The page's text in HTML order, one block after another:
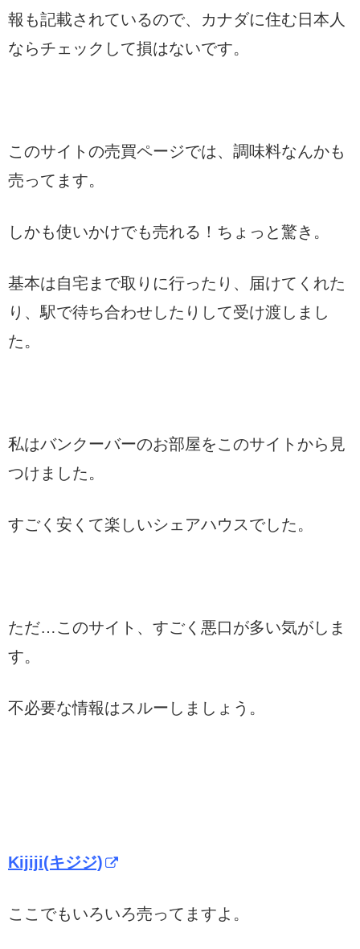
報も記載されているので、カナダに住む日本人
ならチェックして損はないです。
このサイトの売買ページでは、調味料なんかも
売ってます。
しかも使いかけでも売れる！ちょっと驚き。
基本は自宅まで取りに行ったり、届けてくれた
り、駅で待ち合わせしたりして受け渡しまし
た。
私はバンクーバーのお部屋をこのサイトから見
つけました。
すごく安くて楽しいシェアハウスでした。
ただ…このサイト、すごく悪口が多い気がしま
す。
不必要な情報はスルーしましょう。
Kijiji(キジジ)
ここでもいろいろ売ってますよ。